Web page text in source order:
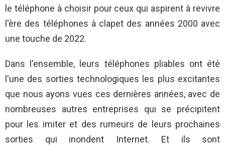
le téléphone à choisir pour ceux qui aspirent à revivre
l'ère des téléphones à clapet des années 2000 avec
une touche de 2022.
Dans l'ensemble, leurs téléphones pliables ont été
l'une des sorties technologiques les plus excitantes
que nous ayons vues ces dernières années, avec de
nombreuses autres entreprises qui se précipitent
pour les imiter et des rumeurs de leurs prochaines
sorties qui inondent Internet. Et ils sont